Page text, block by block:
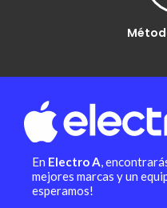
En Electro A,
mejores marcas y un
esperamos!